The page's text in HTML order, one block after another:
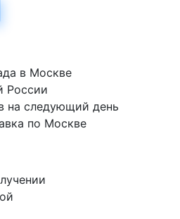
в Москве
России
на следующий день
по Москве